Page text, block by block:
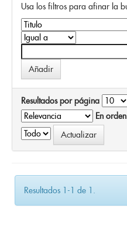
Usa los filtros para afinar la
Resultados por página
En orden
Resultados 1-1 de 1.